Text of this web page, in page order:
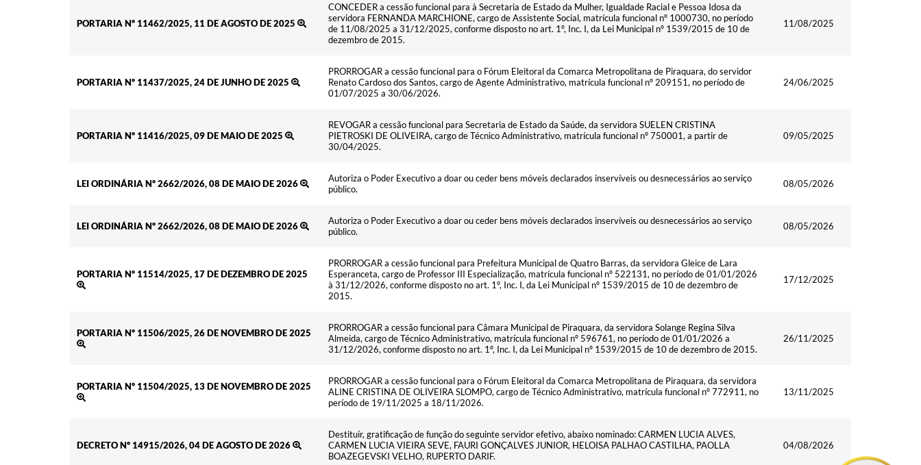
PORTARIA Nº 11462/2025, 11 DE AGOSTO DE 2025
CONCEDER a cessão funcional para à Secretaria de Estado da Mulher, Igualdade Racial e Pessoa Idosa da
servidora FERNANDA MARCHIONE, cargo de Assistente Social, matrícula funcional nº 1000730, no período
de 11/08/2025 a 31/12/2025, conforme disposto no art. 1º, Inc. I, da Lei Municipal nº 1539/2015 de 10 de
dezembro de 2015.
11/08/2025
PORTARIA Nº 11437/2025, 24 DE JUNHO DE 2025
PRORROGAR a cessão funcional para o Fórum Eleitoral da Comarca Metropolitana de Piraquara, do servidor
Renato Cardoso dos Santos, cargo de Agente Administrativo, matrícula funcional nº 209151, no período de
01/07/2025 a 30/06/2026.
24/06/2025
PORTARIA Nº 11416/2025, 09 DE MAIO DE 2025
REVOGAR a cessão funcional para Secretaria de Estado da Saúde, da servidora SUELEN CRISTINA
PIETROSKI DE OLIVEIRA, cargo de Técnico Administrativo, matrícula funcional nº 750001, a partir de
30/04/2025.
09/05/2025
LEI ORDINÁRIA Nº 2662/2026, 08 DE MAIO DE 2026
Autoriza o Poder Executivo a doar ou ceder bens móveis declarados inservíveis ou desnecessários ao serviço
público.
08/05/2026
LEI ORDINÁRIA Nº 2662/2026, 08 DE MAIO DE 2026
Autoriza o Poder Executivo a doar ou ceder bens móveis declarados inservíveis ou desnecessários ao serviço
público.
08/05/2026
PORTARIA Nº 11514/2025, 17 DE DEZEMBRO DE 2025
PRORROGAR a cessão funcional para Prefeitura Municipal de Quatro Barras, da servidora Gleice de Lara
Esperanceta, cargo de Professor III Especialização, matrícula funcional nº 522131, no período de 01/01/2026
à 31/12/2026, conforme disposto no art. 1º, Inc. I, da Lei Municipal nº 1539/2015 de 10 de dezembro de
2015.
17/12/2025
PORTARIA Nº 11506/2025, 26 DE NOVEMBRO DE 2025
PRORROGAR a cessão funcional para Câmara Municipal de Piraquara, da servidora Solange Regina Silva
Almeida, cargo de Técnico Administrativo, matrícula funcional nº 596761, no período de 01/01/2026 a
31/12/2026, conforme disposto no art. 1º, Inc. I, da Lei Municipal nº 1539/2015 de 10 de dezembro de 2015.
26/11/2025
PORTARIA Nº 11504/2025, 13 DE NOVEMBRO DE 2025
PRORROGAR a cessão funcional para o Fórum Eleitoral da Comarca Metropolitana de Piraquara, da servidora
ALINE CRISTINA DE OLIVEIRA SLOMPO, cargo de Técnico Administrativo, matrícula funcional nº 772911, no
período de 19/11/2025 a 18/11/2026.
13/11/2025
DECRETO Nº 14915/2026, 04 DE AGOSTO DE 2026
Destituir, gratificação de função do seguinte servidor efetivo, abaixo nominado: CARMEN LUCIA ALVES,
CARMEN LUCIA VIEIRA SEVE, FAURI GONÇALVES JUNIOR, HELOISA PALHAO CASTILHA, PAOLLA
BOAZEGEVSKI VELHO, RUPERTO DARIF.
04/08/2026